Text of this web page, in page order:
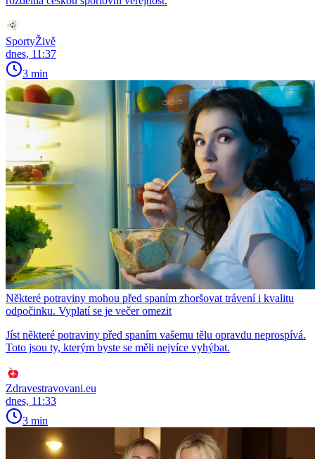
SportyŽivě
dnes, 11:37
3 min
Některé potraviny mohou před spaním zhoršovat trávení i kvalitu
odpočinku. Vyplatí se je večer omezit
Jíst některé potraviny před spaním vašemu tělu opravdu neprospívá.
Toto jsou ty, kterým byste se měli nejvíce vyhýbat.
Zdravestravovani.eu
dnes, 11:33
3 min